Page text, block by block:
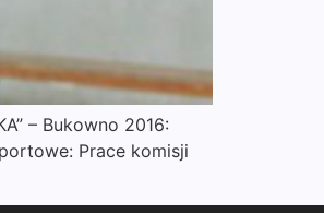
– Bukowno 2016:
Prace komisji